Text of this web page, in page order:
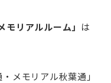
モリアルルーム」 は
メモリアル秋葉通」